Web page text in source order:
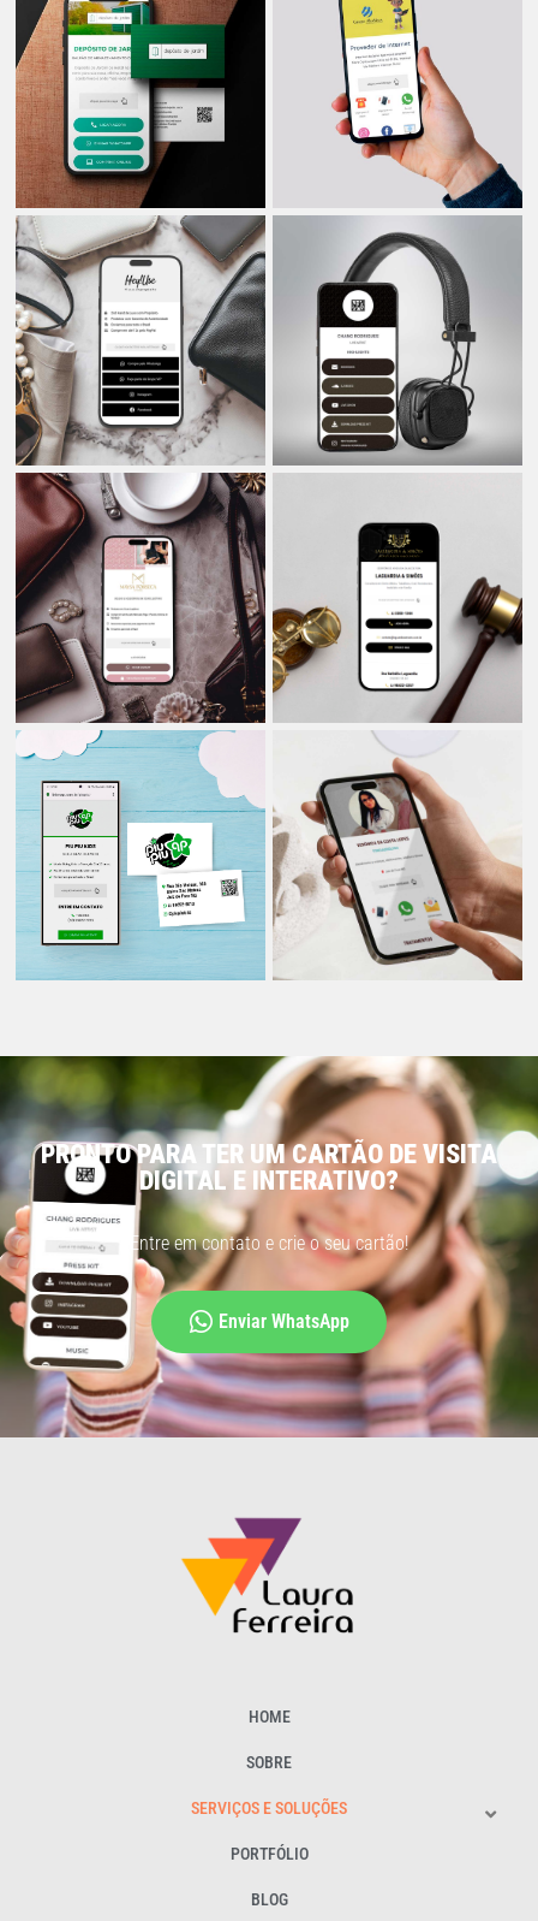
PRONTO PARA TER UM CARTÃO DE VISITA
DIGITAL E INTERATIVO?
Entre em contato e crie o seu cartão!
Enviar WhatsApp
HOME
SOBRE
SERVIÇOS E SOLUÇÕES
PORTFÓLIO
BLOG